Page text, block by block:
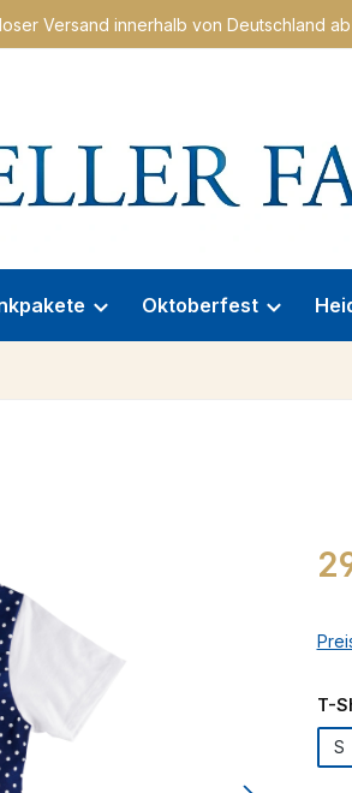
Versand innerhalb von Deutschland
Oktoberfest
T-
S